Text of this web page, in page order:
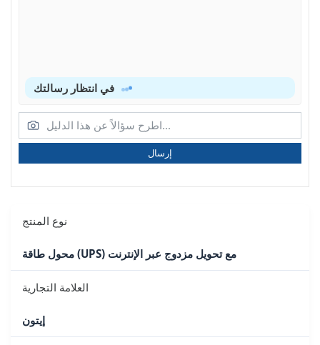
إرسال
نوع المنتج
محول طاقة (UPS) مع تحويل مزدوج عبر الإنترنت
العلامة التجارية
إيتون